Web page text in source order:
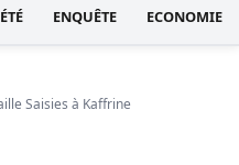
ENQUÊTE ECONOMIE
Saisies à Kaffrine